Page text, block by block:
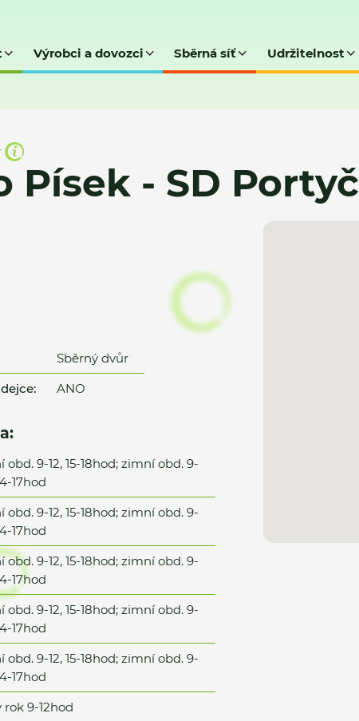
Výrobci a dovozci Sběrná síť Udržitelnost
Písek - SD Portyč
Sběrný dvůr
ANO
obd. 9-12, 15-18hod; zimní obd. 9-
17hod
obd. 9-12, 15-18hod; zimní obd. 9-
17hod
obd. 9-12, 15-18hod; zimní obd. 9-
17hod
obd. 9-12, 15-18hod; zimní obd. 9-
17hod
obd. 9-12, 15-18hod; zimní obd. 9-
17hod
rok 9-12hod